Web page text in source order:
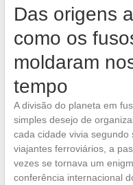
Das origens
como os
moldaram
tempo
A divisão do planeta em
simples desejo de
cada cidade vivia
viajantes ferroviários, a
vezes se tornava um
conferência internacional